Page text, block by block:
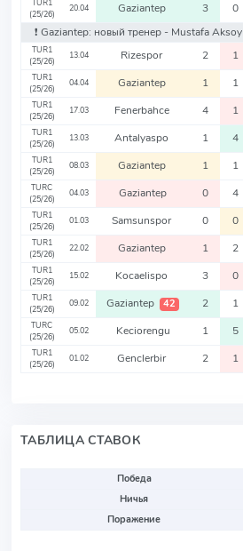
TUR1
(25/26)
20.04 Gaziantep 3 0
❗️ Gaziantep: новый тренер - Mustafa Aksoy
TUR1
(25/26)
13.04 Rizespor 2 1
TUR1
(25/26)
04.04 Gaziantep 1 1
TUR1
(25/26)
17.03 Fenerbahce 4 1
TUR1
(25/26)
13.03 Antalyaspo 1 4
TUR1
(25/26)
08.03 Gaziantep 1 1
TURC
(25/26)
04.03 Gaziantep 0 4
TUR1
(25/26)
01.03 Samsunspor 0 0
TUR1
(25/26)
22.02 Gaziantep 1 2
TUR1
(25/26)
15.02 Kocaelispo 3 0
TUR1
(25/26)
09.02 Gaziantep 42 2 1
TURC
(25/26)
05.02 Keciorengu 1 5
TUR1
(25/26)
01.02 Genclerbir 2 1
ТАБЛИЦА СТАВОК
Победа
Ничья
Поражение